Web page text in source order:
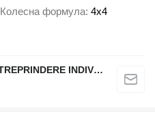
Колесна формула 4x4
SZENTMIKLOSI ADALBERT ÎNTREPRINDERE INDIVIDUALĂ